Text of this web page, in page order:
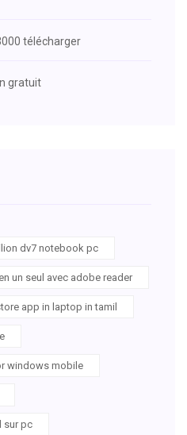
télécharger
gratuit
dv7 notebook pc
un seul avec adobe reader
app in laptop in tamil
windows mobile
sur pc